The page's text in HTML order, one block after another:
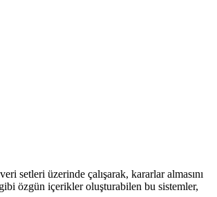
setleri üzerinde çalışarak, kararlar almasını
özgün içerikler oluşturabilen bu sistemler,